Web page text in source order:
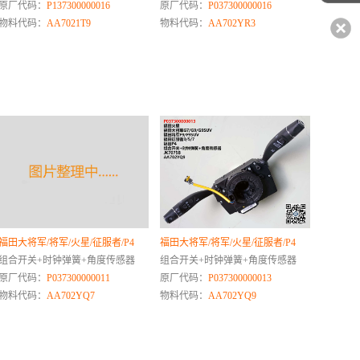
厂代码：P137300000016
料代码：AA7021T9
原厂代码：P037300000016
物料代码：AA702YR3
田大将军/将军/火星/征服者/P4
合开关+时钟弹簧+角度传感器
厂代码：P037300000011
料代码：AA702YQ7
福田大将军/将军/火星/征服者/P4
组合开关+时钟弹簧+角度传感器
原厂代码：P037300000013
物料代码：AA702YQ9